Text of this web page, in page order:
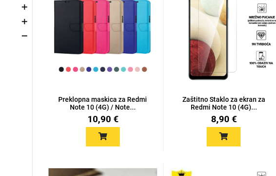
Preklopna maskica za Redmi
Note 10 (4G) / Note...
10,90 €
Zaštitno Staklo za ekran za
Redmi Note 10 (4G)...
8,90 €
Šaljivi motivi
Najprodavanije - TOP 100
Spigen maskice
Huawei
Držači za ruku
HDMI kabel
Adapteri za mobitel
HI-FI linije